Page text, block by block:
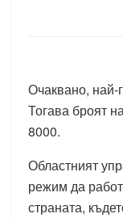
Очаквано, най-
Тогава броят
8000.
Областният
режим да
страната,